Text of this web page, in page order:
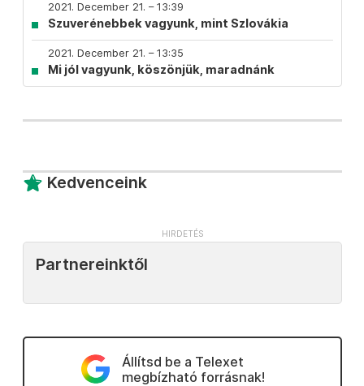
2021. December 21. – 13:39
Szuverénebbek vagyunk, mint Szlovákia
2021. December 21. – 13:35
Mi jól vagyunk, köszönjük, maradnánk
Kedvenceink
Partnereinktől
Állítsd be a Telexet
megbízható forrásnak!